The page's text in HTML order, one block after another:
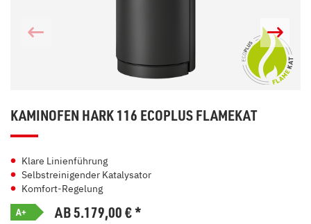
KAMINOFEN HARK 116 ECOPLUS FLAMEKAT
Klare Linienführung
Selbstreinigender Katalysator
Komfort-Regelung
A+ AB 5.179,00€*